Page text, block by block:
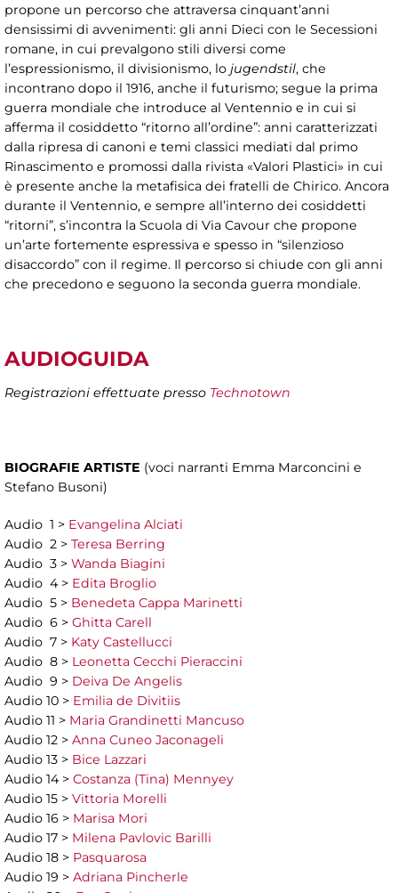
propone un percorso che attraversa cinquant’anni
densissimi di avvenimenti: gli anni Dieci con le Secessioni
romane, in cui prevalgono stili diversi come
l’espressionismo, il divisionismo, lo jugendstil, che
incontrano dopo il 1916, anche il futurismo; segue la prima
guerra mondiale che introduce al Ventennio e in cui si
afferma il cosiddetto “ritorno all’ordine”: anni caratterizzati
dalla ripresa di canoni e temi classici mediati dal primo
Rinascimento e promossi dalla rivista «Valori Plastici» in cui
è presente anche la metafisica dei fratelli de Chirico. Ancora
durante il Ventennio, e sempre all’interno dei cosiddetti
“ritorni”, s’incontra la Scuola di Via Cavour che propone
un’arte fortemente espressiva e spesso in “silenzioso
disaccordo” con il regime. Il percorso si chiude con gli anni
che precedono e seguono la seconda guerra mondiale.
AUDIOGUIDA
Registrazioni effettuate presso Technotown
BIOGRAFIE ARTISTE (voci narranti Emma Marconcini e
Stefano Busoni)
Audio 1 > Evangelina Alciati
Audio 2 > Teresa Berring
Audio 3 > Wanda Biagini
Audio 4 > Edita Broglio
Audio 5 > Benedeta Cappa Marinetti
Audio 6 > Ghitta Carell
Audio 7 > Katy Castellucci
Audio 8 > Leonetta Cecchi Pieraccini
Audio 9 > Deiva De Angelis
Audio 10 > Emilia de Divitiis
Audio 11 > Maria Grandinetti Mancuso
Audio 12 > Anna Cuneo Jaconageli
Audio 13 > Bice Lazzari
Audio 14 > Costanza (Tina) Mennyey
Audio 15 > Vittoria Morelli
Audio 16 > Marisa Mori
Audio 17 > Milena Pavlovic Barilli
Audio 18 > Pasquarosa
Audio 19 > Adriana Pincherle